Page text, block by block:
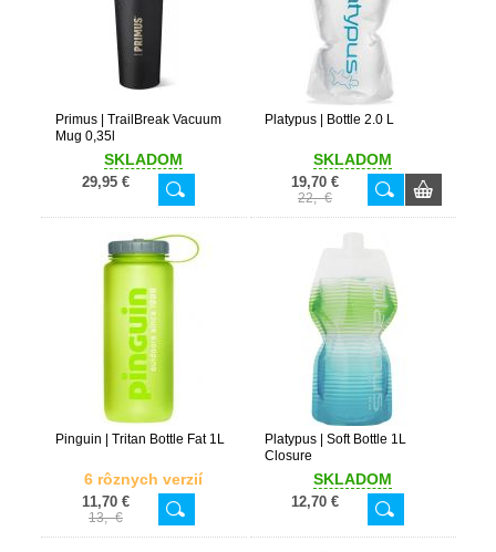
Primus | TrailBreak Vacuum
Mug 0,35l
SKLADOM
29,95 €
Platypus | Bottle 2.0 L
SKLADOM
19,70 €
22,- €
Pinguin | Tritan Bottle Fat 1L
6 rôznych verzií
11,70 €
13,- €
Platypus | Soft Bottle 1L
Closure
SKLADOM
12,70 €